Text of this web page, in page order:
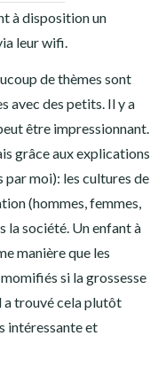
à disposition un
leur wifi.
de thèmes sont
avec des petits. Il y a
être impressionnant.
grâce aux explications
par moi): les cultures de
(hommes, femmes,
la société. Un enfant à
manière que les
si la grossesse
a trouvé cela plutôt
intéressante et